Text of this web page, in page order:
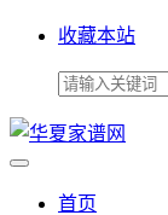
收藏本站
首页